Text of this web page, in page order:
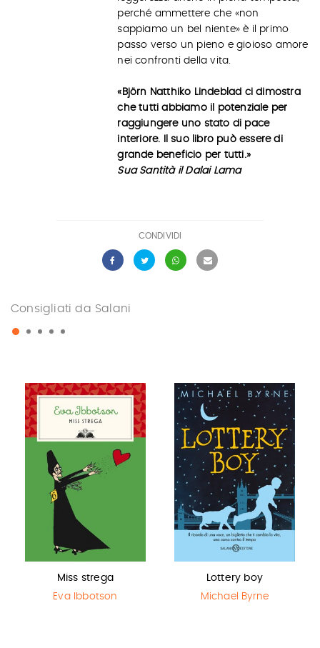
perché ammettere che «non
sappiamo un bel niente» è il primo
passo verso un pieno e gioioso amore
nei confronti della vita.
«Björn Natthiko Lindeblad ci dimostra
che tutti abbiamo il potenziale per
raggiungere uno stato di pace
interiore. Il suo libro può essere di
grande beneficio per tutti.»
Sua Santità il Dalai Lama
CONDIVIDI
Consigliati da Salani
Miss strega
Eva Ibbotson
Lottery boy
Michael Byrne